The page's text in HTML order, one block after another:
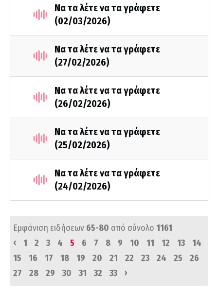
Να τα λέτε να τα γράφετε
(02/03/2026)
Να τα λέτε να τα γράφετε
(27/02/2026)
Να τα λέτε να τα γράφετε
(26/02/2026)
Να τα λέτε να τα γράφετε
(25/02/2026)
Να τα λέτε να τα γράφετε
(24/02/2026)
Εμφάνιση ειδήσεων 65-80 από σύνολο 1161
‹
1 2 3 4 5 6 7 8 9 10 11 12 13
14
15
16 17 18 19 20 21 22 23 24 25
26
27
28 29 30 31 32 33 ›